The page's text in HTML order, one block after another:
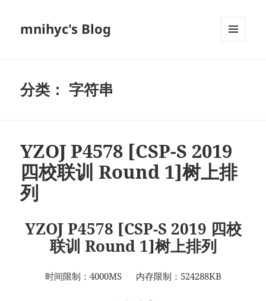
mnihyc's Blog
分类：字符串
YZOJ P4578 [CSP-S 2019
四校联训 Round 1]树上排
列
YZOJ P4578 [CSP-S 2019 四校
联训 Round 1]树上排列
时间限制：4000MS 内存限制：524288KB